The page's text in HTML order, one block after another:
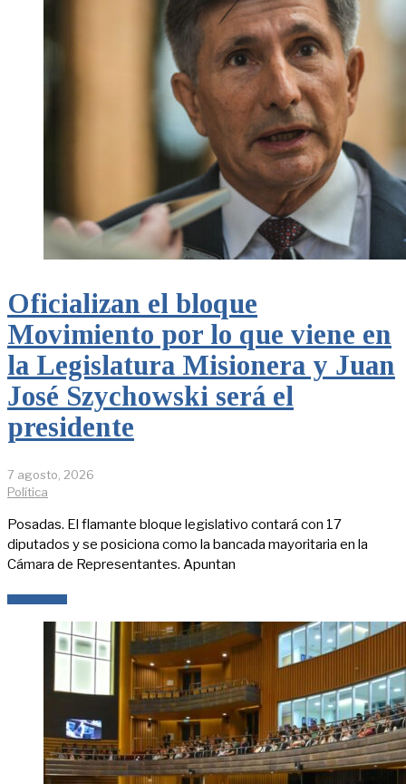
Oficializan el bloque
Movimiento por lo que viene en
la Legislatura Misionera y Juan
José Szychowski será el
presidente
7 agosto, 2026
Política
Posadas. El flamante bloque legislativo contará con 17
diputados y se posiciona como la bancada mayoritaria en la
Cámara de Representantes. Apuntan